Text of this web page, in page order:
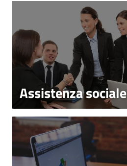
Assistenza sociale